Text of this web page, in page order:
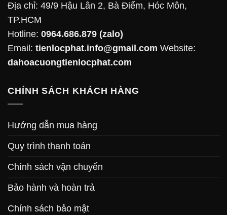
Địa chỉ: 49/9 Hậu Lân 2, Bà Điểm, Hóc Môn,
TP.HCM
Hotline: 0964.686.879 (zalo)
Email: tienlocphat.info@gmail.com Website:
dahoacuongtienlocphat.com
CHÍNH SÁCH KHÁCH HÀNG
Hướng dẫn mua hàng
Quy trình thanh toán
Chính sách vận chuyển
Bảo hành và hoàn trả
Chính sách bảo mật